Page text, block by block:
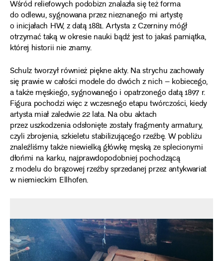
Wśród reliefowych podobizn znalazła się też forma
do odlewu, sygnowana przez nieznanego mi artystę
o inicjałach HW, z datą 1881. Artysta z Czerniny mógł
otrzymać taką w okresie nauki bądź jest to jakaś pamiątka,
której historii nie znamy.
Schulz tworzył również piękne akty. Na strychu zachowały
się prawie w całości modele do dwóch z nich – kobiecego,
a także męskiego, sygnowanego i opatrzonego datą 1897 r.
Figura pochodzi więc z wczesnego etapu twórczości, kiedy
artysta miał zaledwie 22 lata. Na obu aktach
przez uszkodzenia odsłonięte zostały fragmenty armatury,
czyli zbrojenia, szkieletu stabilizującego rzeźbę. W pobliżu
znaleźliśmy także niewielką główkę męską ze splecionymi
dłońmi na karku, najprawdopodobniej pochodzącą
z modelu do brązowej rzeźby sprzedanej przez antykwariat
w niemieckim Ellhofen.